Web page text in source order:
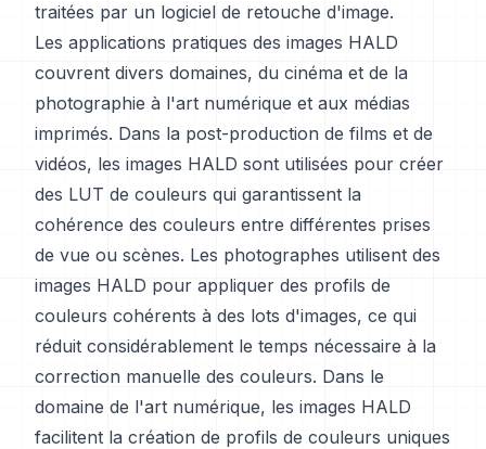
traitées par un logiciel de retouche d'image.
Les applications pratiques des images HALD
couvrent divers domaines, du cinéma et de la
photographie à l'art numérique et aux médias
imprimés. Dans la post-production de films et de
vidéos, les images HALD sont utilisées pour créer
des LUT de couleurs qui garantissent la
cohérence des couleurs entre différentes prises
de vue ou scènes. Les photographes utilisent des
images HALD pour appliquer des profils de
couleurs cohérents à des lots d'images, ce qui
réduit considérablement le temps nécessaire à la
correction manuelle des couleurs. Dans le
domaine de l'art numérique, les images HALD
facilitent la création de profils de couleurs uniques